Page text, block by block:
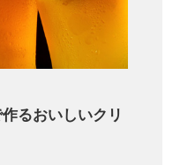
るおいしいクリ